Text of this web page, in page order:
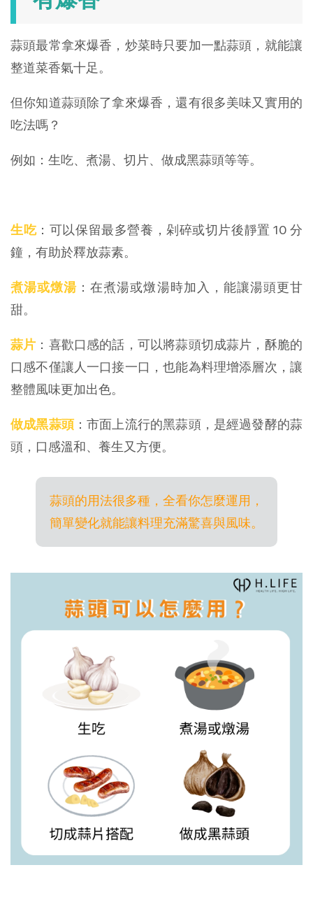
蒜頭最常拿來爆香，炒菜時只要加一點蒜頭，就能讓
整道菜香氣十足。
但你知道蒜頭除了拿來爆香，還有很多美味又實用的
吃法嗎？
例如：生吃、煮湯、切片、做成黑蒜頭等等。
生吃：可以保留最多營養，剁碎或切片後靜置 10 分
鐘，有助於釋放蒜素。
煮湯或燉湯 ：在煮湯或燉湯時加入，能讓湯頭更甘
甜。
蒜片 ：喜歡口感的話，可以將蒜頭切成蒜片，酥脆的
口感不僅讓人一口接一口，也能為料理增添層次，讓
整體風味更加出色。
做成黑蒜頭：市面上流行的黑蒜頭，是經過發酵的蒜
頭，口感溫和、養生又方便。
蒜頭的用法很多種，全看你怎麼運用，
簡單變化就能讓料理充滿驚喜與風味。